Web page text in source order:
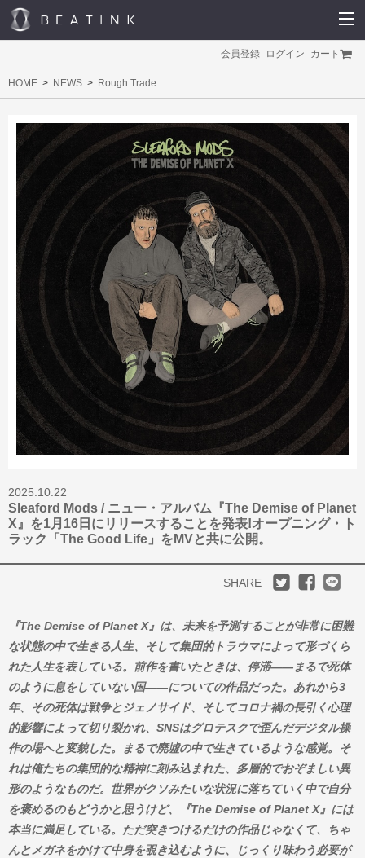
会員登録 ログイン カート
HOME NEWS Rough Trade
2025.10.22
Sleaford Mods / ニュー・アルバム『The Demise of Planet
X』を1月16日にリリースすることを発表!オープニング・ト
ラック「The Good Life」をMVと共に公開。
SHARE
『The Demise of Planet X』は、未来を予測することが非常に困難
な状態の中で生きる人生、そして集団的トラウマによって形づくら
れた人生を表している。前作を書いたときは、停滞——まるで死体
のように息をしていない国——についての作品だった。あれから3
年、その死体は戦争とジェノサイド、そしてコロナ禍の長引く心理
的影響によって切り裂かれ、SNSはグロテスクで歪んだデジタル操
作の場へと変貌した。まるで廃墟の中で生きているような感覚。そ
れは俺たちの集団的な精神に刻み込まれた、多層的でおぞましい異
形のようなものだ。世界がクソみたいな状況に落ちていく中で自分
を褒めるのもどうかと思うけど、『The Demise of Planet X』には
本当に満足している。ただ突きつけるだけの作品じゃなくて、ちゃ
んとメガネをかけて中身を覗き込むように、じっくり味わう必要が